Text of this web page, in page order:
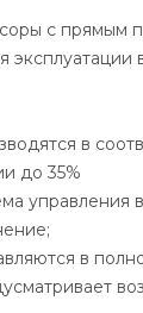
с прямым
эксплуатации
в
до 35%
в